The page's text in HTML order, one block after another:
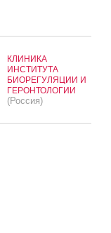
КЛИНИКА
ИНСТИТУТА
БИОРЕГУЛЯЦИИ И
ГЕРОНТОЛОГИИ
(Россия)